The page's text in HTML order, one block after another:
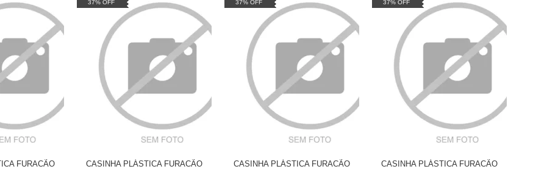
FURACÃO
37% OFF
CASINHA PLÁSTICA FURACÃO
37% OFF
CASINHA PLÁSTICA FURACÃO
37% OFF
CASINHA PLÁSTICA FURACÃO